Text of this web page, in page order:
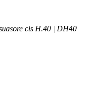
cls H.40 | DH40